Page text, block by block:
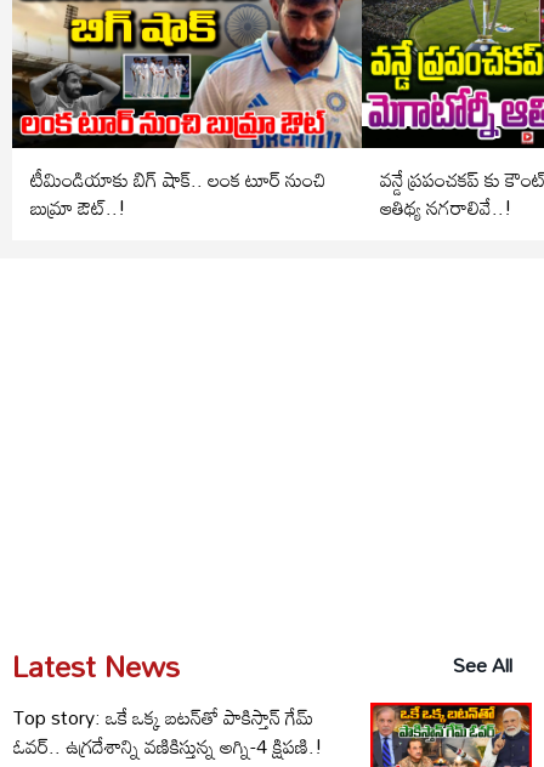
టీమిండియాకు బిగ్ షాక్.. లంక టూర్ నుంచి
బుమ్రా ఔట్..!
వన్డే ప్రపంచకప్ కు
ఆతిథ్య నగరాలివే..!
Latest News
See All
Top story: ఒకే ఒక్క బటన్‌తో పాకిస్తాన్ గేమ్
ఓవర్.. ఉగ్రదేశాన్ని వణికిస్తున్న అగ్ని-4 క్షిపణి.!